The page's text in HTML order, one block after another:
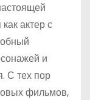
актер с
и
С тех пор
фильмов,